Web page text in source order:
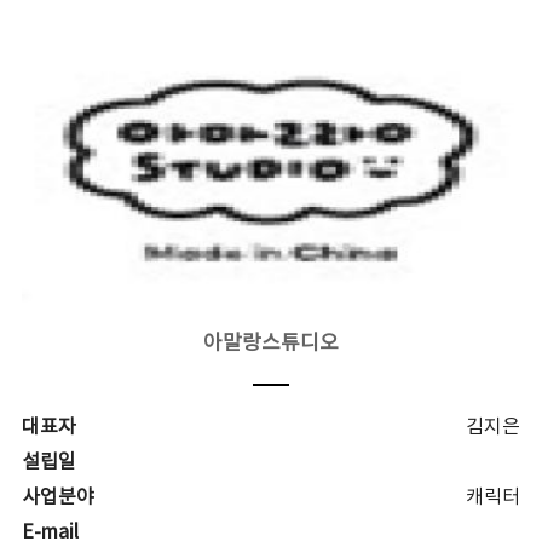
아말랑스튜디오
대표자
김지은
설립일
사업분야
캐릭터
E-mail